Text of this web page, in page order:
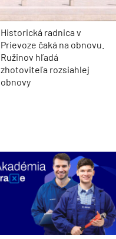
Historická radnica v
Prievoze čaká na obnovu.
Ružinov hľadá
zhotoviteľa rozsiahlej
obnovy